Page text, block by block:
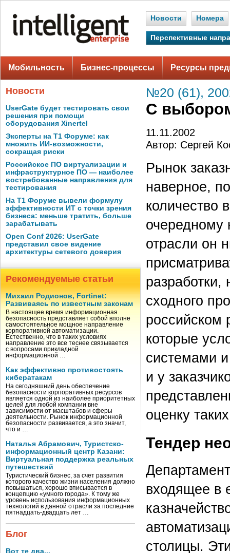
Новости Номера
Перспективные
Мобильность Бизнес-процессы Ресурсы
Новости
UserGate будет тестировать свои
решения при помощи
оборудования Xinertel
Эксперты на Т1 Форуме: как
множить ИИ-возможности,
сокращая риски
Российское ПО виртуализации и
инфраструктурное ПО — наиболее
востребованные направления для
тестирования
На Т1 Форуме вывели формулу
эффективности ИТ с точки зрения
бизнеса: меньше тратить, больше
зарабатывать
Open Conf 2026: UserGate
представил свое видение
архитектуры сетевого доверия
Рекомендуемые статьи
Михаил Родионов, Fortinet:
Развиваясь по известным законам
В настоящее время информационная
безопасность представляет собой вполне
самостоятельное мощное направление
корпоративной автоматизации.
Естественно, что в таких условиях
направление это все теснее связывается
с вопросами прикладной
информационной …
Как эффективно противостоять
кибератакам
На сегодняшний день обеспечение
безопасности корпоративных ресурсов
является одной из наиболее приоритетных
целей для любой компании вне
зависимости от масштабов и сферы
деятельности. Рынок информационной
безопасности развивается, а это значит,
что и …
Наталья Абрамович, Туристско-
информационный центр Казани:
Виртуальная поддержка реальных
путешествий
Туристический бизнес, за счет развития
которого качество жизни населения должно
повышаться, хорошо вписывается в
концепцию «умного города». К тому же
уровень использования информационных
технологий в данной отрасли за последние
пятнадцать-двадцать лет …
Блог
Вот те два...
№20 (61),
С
11.11.2002
Автор: Сергей
Рынок
наверное,
количество
очередному
отрасли он
разработки,
сходного
российском
которые
системами
и у
оценку
Тендер
входящее в
столицы.